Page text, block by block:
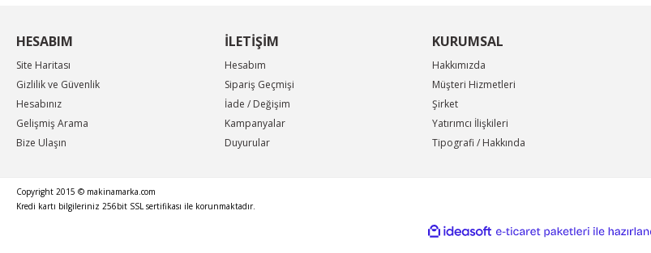
HESABIM
Site Haritası
Gizlilik ve Güvenlik
Hesabınız
Gelişmiş Arama
Bize Ulaşın
İLETİŞİM
Hesabım
Sipariş Geçmişi
İade / Değişim
Kampanyalar
Duyurular
KURUMSAL
Hakkımızda
Müşteri Hizmetleri
Şirket
Yatırımcı İlişkileri
Tipografi / Hakkında
Copyright 2015 © makinamarka.com
Kredi kartı bilgileriniz 256bit SSL sertifikası ile korunmaktadır.
ideasoft
e-